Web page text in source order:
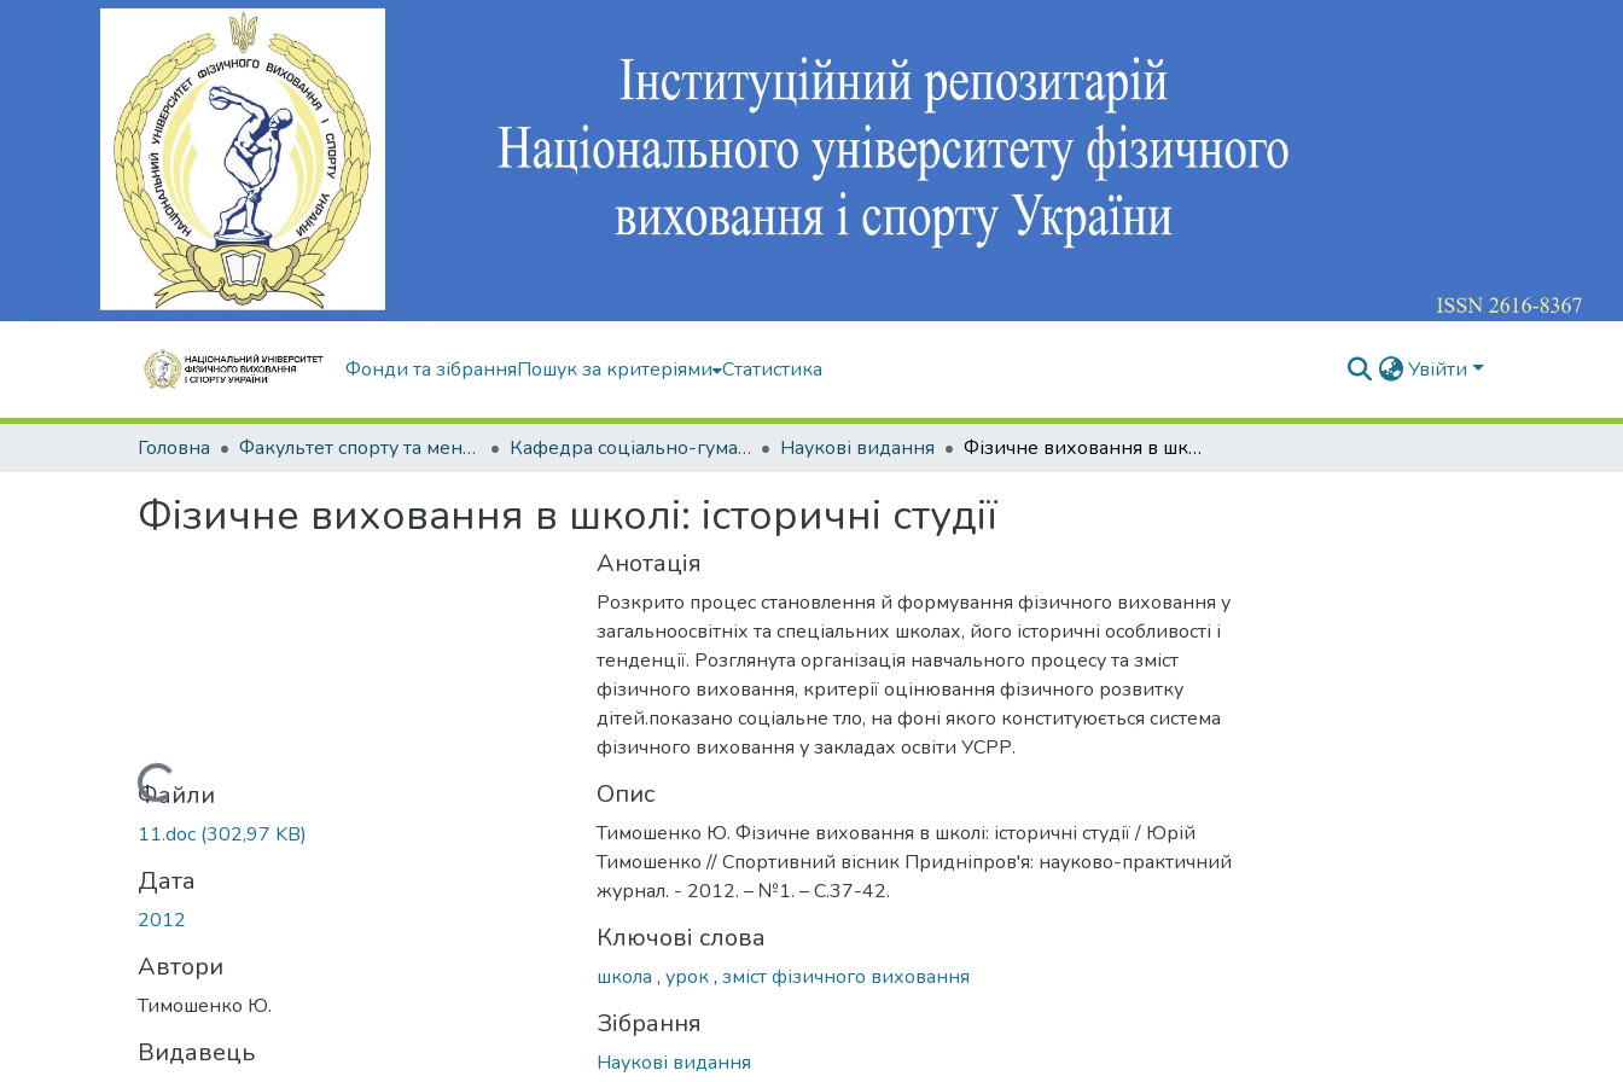
Фонди та зібранняПошук за критеріями Статистика Увійти
Головна Факультет спорту та менеджменту Кафедра соціально-гуманітарних дисциплін Наукові видання Фізичне виховання в школі: історичні студії
Фізичне виховання в школі: історичні студії
Вантажиться...
Файли
11.doc (302,97 KB)
Дата
2012
Автори
Тимошенко Ю.
Видавець
Анотація
Розкрито процес становлення й формування фізичного виховання у
загальноосвітніх та спеціальних школах, його історичні особливості і
тенденції. Розглянута організація навчального процесу та зміст
фізичного виховання, критерії оцінювання фізичного розвитку
дітей.показано соціальне тло, на фоні якого конституюється система
фізичного виховання у закладах освіти УСРР.
Опис
Тимошенко Ю. Фізичне виховання в школі: історичні студії / Юрій
Тимошенко // Спортивний вісник Придніпров'я: науково-практичний
журнал. - 2012. – №1. – С.37-42.
Ключові слова
школа , урок, зміст фізичного виховання
Зібрання
Наукові видання